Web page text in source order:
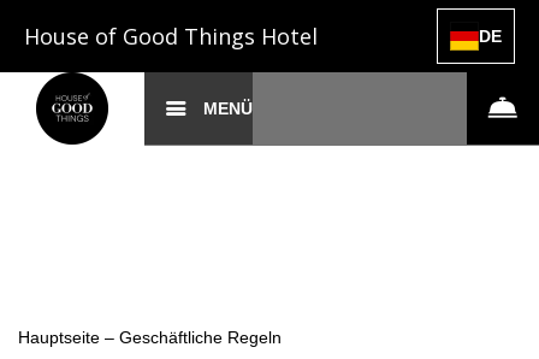
House of Good Things Hotel DE
MENÜ
Hauptseite – Geschäftliche Regeln